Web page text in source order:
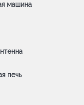
машина
печь